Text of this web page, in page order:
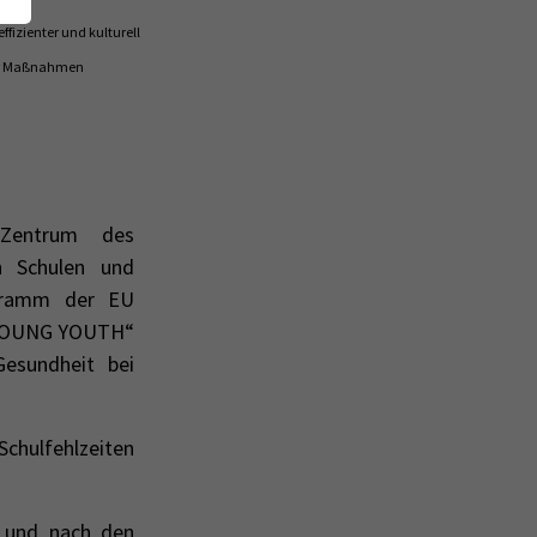
und kulturell
Maßnahmen
des
und
der EU
YOUTH“
bei